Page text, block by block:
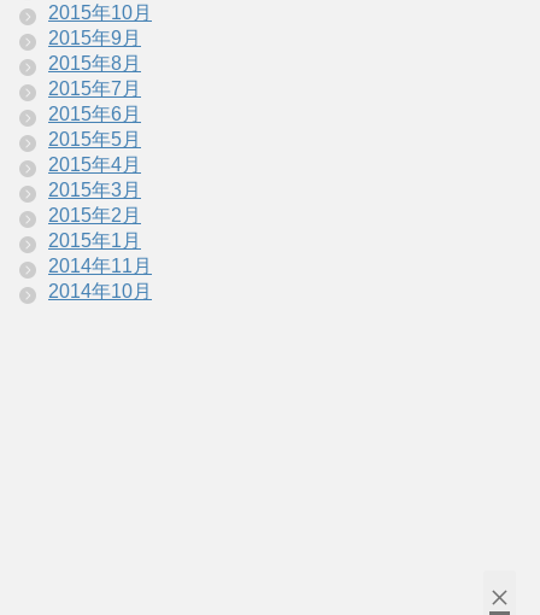
2015年10月
2015年9月
2015年8月
2015年7月
2015年6月
2015年5月
2015年4月
2015年3月
2015年2月
2015年1月
2014年11月
2014年10月
×